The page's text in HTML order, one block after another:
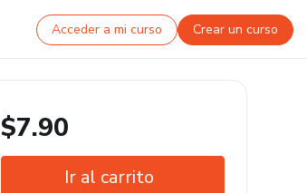
Acceder a mi curso Crear un curso
$7.90
Ir al carrito